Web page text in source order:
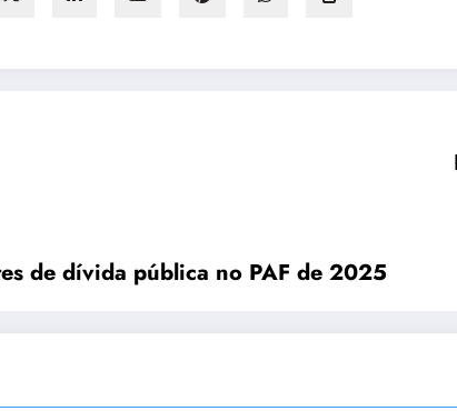
de dívida pública no PAF de 2025